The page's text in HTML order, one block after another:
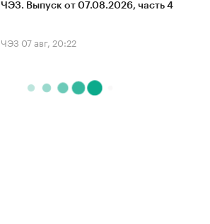
ЧЭЗ. Выпуск от 07.08.2026, часть 4
ЧЭЗ 07 авг, 20:22